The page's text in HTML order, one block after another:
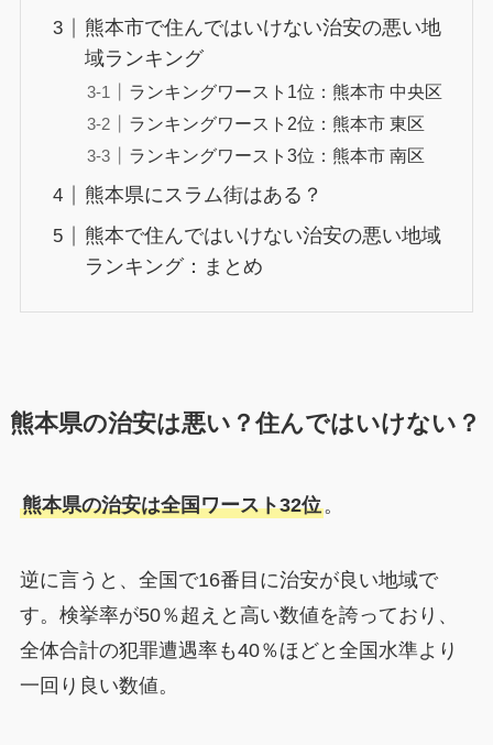
熊本市で住んではいけない治安の悪い地
域ランキング
ランキングワースト1位：熊本市 中央区
ランキングワースト2位：熊本市 東区
ランキングワースト3位：熊本市 南区
熊本県にスラム街はある？
熊本で住んではいけない治安の悪い地域
ランキング：まとめ
熊本県の治安は悪い？住んではいけない？
熊本県の治安は全国ワースト32位。
逆に言うと、全国で16番目に治安が良い地域で
す。検挙率が50％超えと高い数値を誇っており、
全体合計の犯罪遭遇率も40％ほどと全国水準より
一回り良い数値。